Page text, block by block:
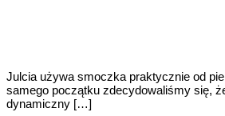
Julcia używa smoczka praktycznie od
samego początku zdecydowaliśmy się,
dynamiczny […]